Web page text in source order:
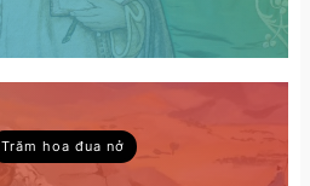
Trăm hoa đua nở